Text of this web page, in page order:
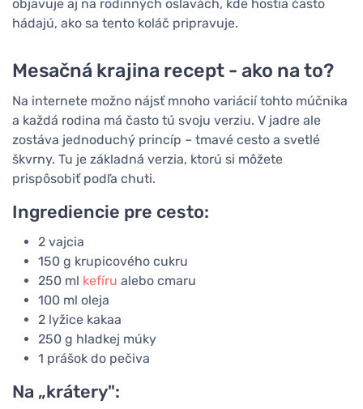
objavuje aj na rodinných oslavách, kde hostia často
hádajú, ako sa tento koláč pripravuje.
Mesačná krajina recept - ako na to?
Na internete možno nájsť mnoho variácií tohto múčnika
a každá rodina má často tú svoju verziu. V jadre ale
zostáva jednoduchý princíp – tmavé cesto a svetlé
škvrny. Tu je základná verzia, ktorú si môžete
prispôsobiť podľa chuti.
Ingrediencie pre cesto:
2 vajcia
150 g krupicového cukru
250 ml kefíru alebo cmaru
100 ml oleja
2 lyžice kakaa
250 g hladkej múky
1 prášok do pečiva
Na „krátery":